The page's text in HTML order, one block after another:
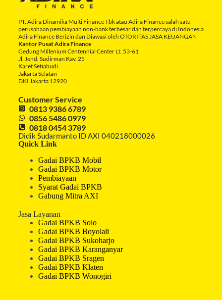
PT. Adira Dinamika Multi Finance Tbk atau Adira Finance salah satu
perusahaan pembiayaan non-bank terbesar dan terpercaya di Indonesia
Adira Finance Berizin dan Diawasi oleh OTORITAS JASA KEUANGAN
Kantor Pusat Adira Finance
Gedung Millenium Centennial Center Lt. 53-61
Jl. Jend. Sudirman Kav. 25
Karet Setiabudi
Jakarta Selatan
DKI Jakarta 12920
Customer Service
0813 9386 6789
0856 5486 0979
0818 0454 3789
Didik Sudarmanto ID AXI 040218000026
Quick Link
Gadai BPKB Mobil
Gadai BPKB Motor
Pembiayaan
Syarat Gadai BPKB
Gabung Mitra AXI
Jasa Layanan
Gadai BPKB Solo
Gadai BPKB Boyolali
Gadai BPKB Sukoharjo
Gadai BPKB Karanganyar
Gadai BPKB Sragen
Gadai BPKB Klaten
Gadai BPKB Wonogiri